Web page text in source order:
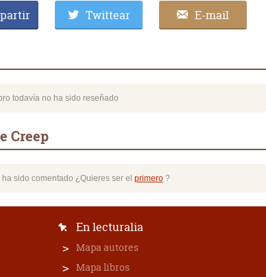
Twittear E-mail
todavía no ha sido reseñado
Creep
sido comentado ¿Quieres ser el primero?
En lecturalia
Mapa autores
Mapa libros